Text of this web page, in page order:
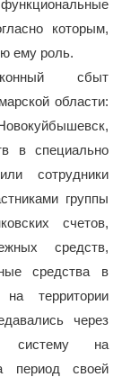
которым,
ему роль.
сбыт
области:
в специально
сотрудники
группы
счетов,
средств,
средства в
территории
через
систему на
период своей